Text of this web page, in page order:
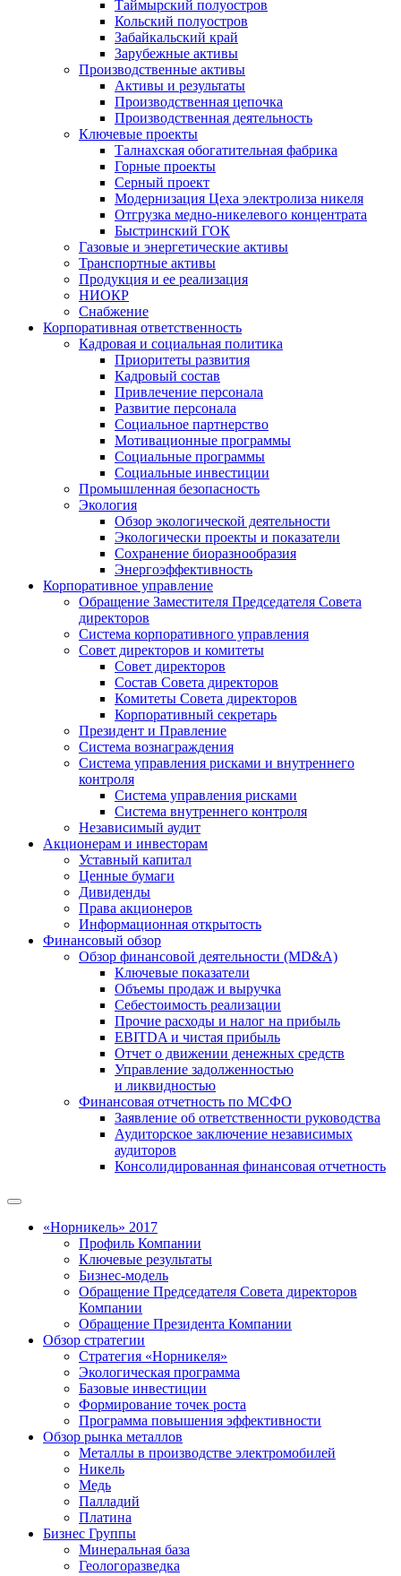
Таймырский полуостров
Кольский полуостров
Забайкальский край
Зарубежные активы
Производственные активы
Активы и результаты
Производственная цепочка
Производственная деятельность
Ключевые проекты
Талнахская обогатительная фабрика
Горные проекты
Серный проект
Модернизация Цеха электролиза никеля
Отгрузка медно-никелевого концентрата
Быстринский ГОК
Газовые и энергетические активы
Транспортные активы
Продукция и ее реализация
НИОКР
Снабжение
Корпоративная ответственность
Кадровая и социальная политика
Приоритеты развития
Кадровый состав
Привлечение персонала
Развитие персонала
Социальное партнерство
Мотивационные программы
Социальные программы
Социальные инвестиции
Промышленная безопасность
Экология
Обзор экологической деятельности
Экологически проекты и показатели
Сохранение биоразнообразия
Энергоэффективность
Корпоративное управление
Обращение Заместителя Председателя Совета
директоров
Система корпоративного управления
Совет директоров и комитеты
Совет директоров
Состав Совета директоров
Комитеты Совета директоров
Корпоративный секретарь
Президент и Правление
Система вознаграждения
Система управления рисками и внутреннего
контроля
Система управления рисками
Система внутреннего контроля
Независимый аудит
Акционерам и инвесторам
Уставный капитал
Ценные бумаги
Дивиденды
Права акционеров
Информационная открытость
Финансовый обзор
Обзор финансовой деятельности (MD&A)
Ключевые показатели
Объемы продаж и выручка
Себестоимость реализации
Прочие расходы и налог на прибыль
EBITDA и чистая прибыль
Отчет о движении денежных средств
Управление задолженностью
и ликвидностью
Финансовая отчетность по МСФО
Заявление об ответственности руководства
Аудиторское заключение независимых
аудиторов
Консолидированная финансовая отчетность
«Норникель» 2017
Профиль Компании
Ключевые результаты
Бизнес-модель
Обращение Председателя Совета директоров
Компании
Обращение Президента Компании
Обзор стратегии
Стратегия «Норникеля»
Экологическая программа
Базовые инвестиции
Формирование точек роста
Программа повышения эффективности
Обзор рынка металлов
Металлы в производстве электромобилей
Никель
Медь
Палладий
Платина
Бизнес Группы
Минеральная база
Геологоразведка